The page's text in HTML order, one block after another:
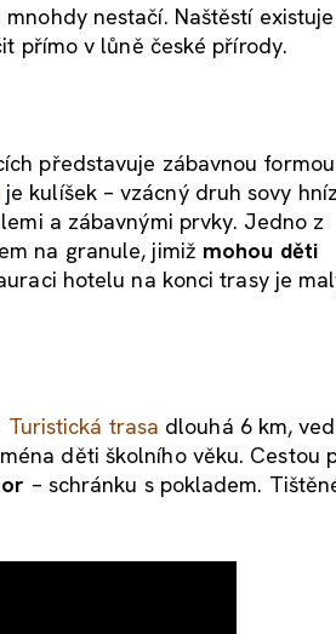
nestačí. Naštěstí
přímo v lůně české přírody.
představuje zábavnou formou
je kulíšek – vzácný druh sovy
a zábavnými prvky. Jedno z
na granule, jimiž mohou děti
hotelu na konci trasy je
Turistická trasa dlouhá 6 km,
děti školního věku. Cestou
– schránku s pokladem.